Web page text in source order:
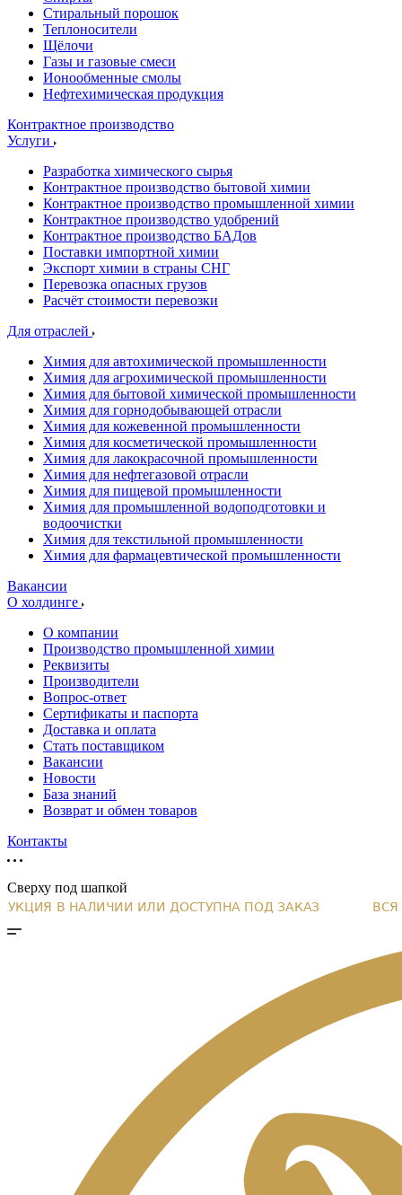
Стиральный порошок
Теплоносители
Щёлочи
Газы и газовые смеси
Ионообменные смолы
Нефтехимическая продукция
Контрактное производство
Услуги
Разработка химического сырья
Контрактное производство бытовой химии
Контрактное производство промышленной химии
Контрактное производство удобрений
Контрактное производство БАДов
Поставки импортной химии
Экспорт химии в страны СНГ
Перевозка опасных грузов
Расчёт стоимости перевозки
Для отраслей
Химия для автохимической промышленности
Химия для агрохимической промышленности
Химия для бытовой химической промышленности
Химия для горнодобывающей отрасли
Химия для кожевенной промышленности
Химия для косметической промышленности
Химия для лакокрасочной промышленности
Химия для нефтегазовой отрасли
Химия для пищевой промышленности
Химия для промышленной водоподготовки и
водоочистки
Химия для текстильной промышленности
Химия для фармацевтической промышленности
Вакансии
О холдинге
О компании
Производство промышленной химии
Реквизиты
Производители
Вопрос-ответ
Сертификаты и паспорта
Доставка и оплата
Стать поставщиком
Вакансии
Новости
База знаний
Возврат и обмен товаров
Контакты
Сверху под шапкой